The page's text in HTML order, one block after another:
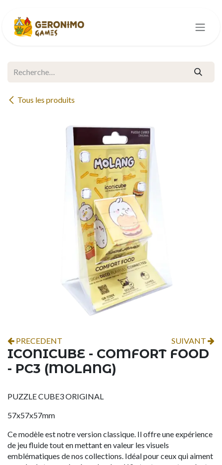
Tous les produits
PRECEDENT SUIVANT
ICONICUBE - COMFORT FOOD
- PC3 (MOLANG)
PUZZLE CUBE3 ORIGINAL
57x57x57mm
Ce modèle est notre version classique. Il offre une expérience
de jeu fluide tout en mettant en valeur les visuels
emblématiques de nos collections. Idéal pour ceux qui aiment